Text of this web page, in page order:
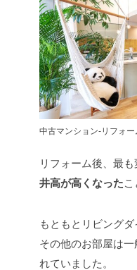
中古マンション-リフォ
リフォーム後、最
井高が高くなったこ
もともとリビング
その他のお部屋は
れていました。